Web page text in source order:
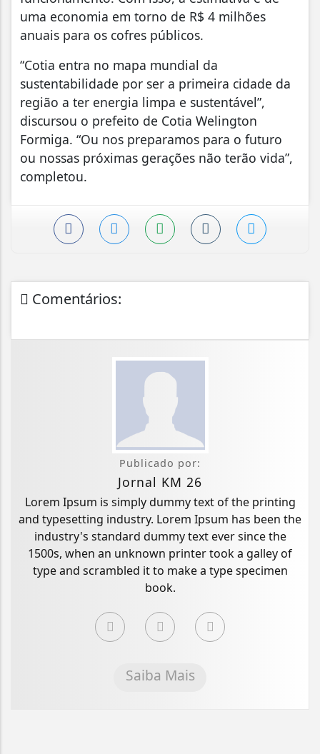
uma economia em torno de R$ 4 milhões
anuais para os cofres públicos.
“Cotia entra no mapa mundial da
sustentabilidade por ser a primeira cidade da
região a ter energia limpa e sustentável”,
discursou o prefeito de Cotia Welington
Formiga. “Ou nos preparamos para o futuro
ou nossas próximas gerações não terão vida”,
completou.
Comentários:
Publicado por:
Jornal KM 26
Lorem Ipsum is simply dummy text of the printing
and typesetting industry. Lorem Ipsum has been the
industry's standard dummy text ever since the
1500s, when an unknown printer took a galley of
type and scrambled it to make a type specimen
book.
Saiba Mais